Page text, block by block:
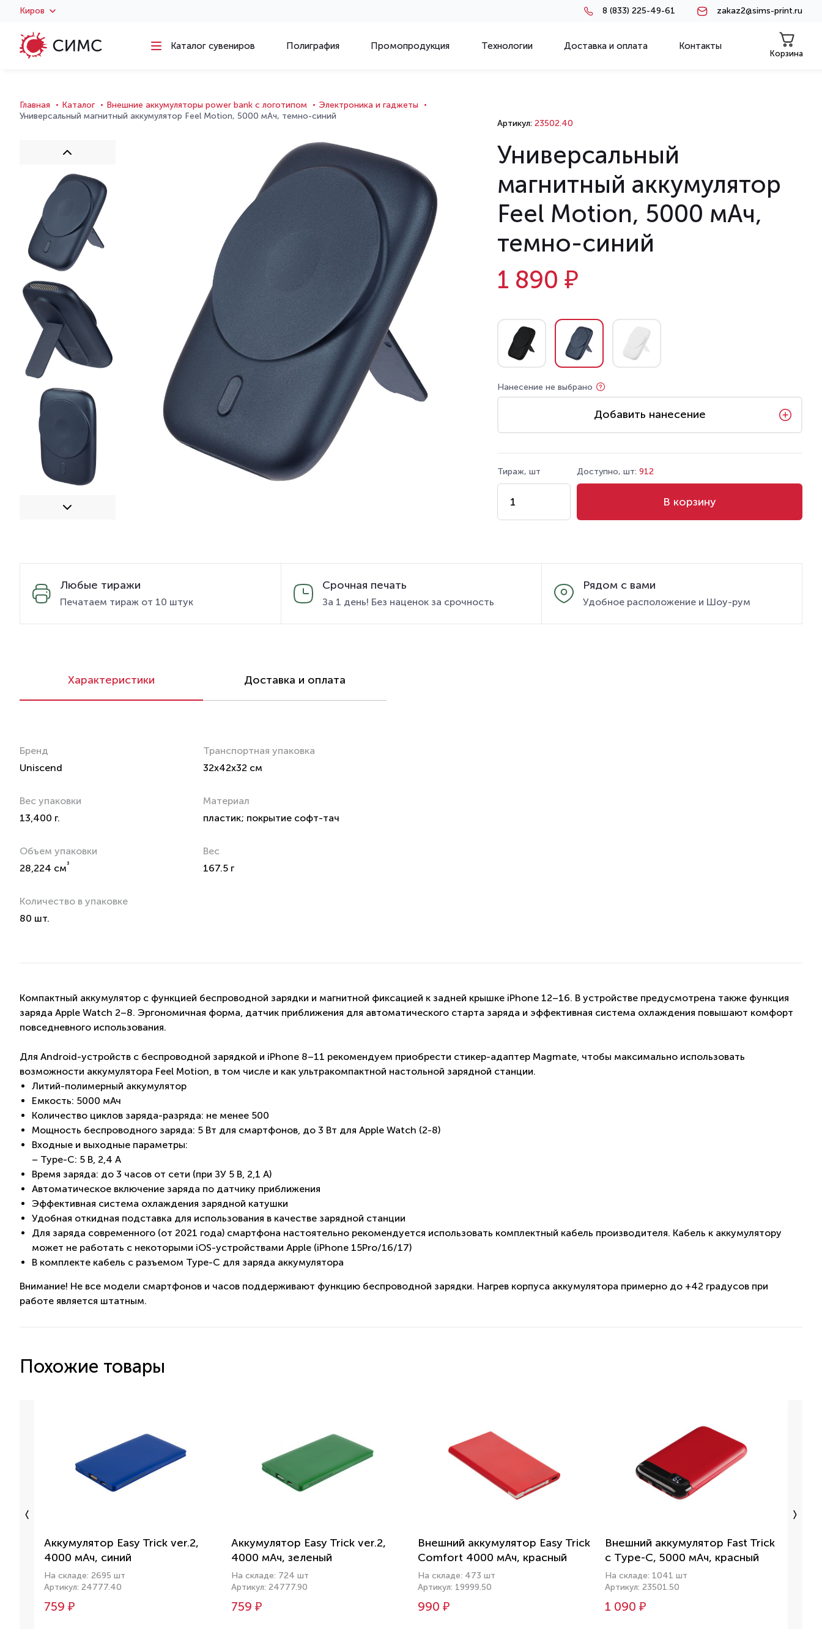
Киров 8 (833) 225-49-61 zakaz2@sims-print.ru
Каталог сувениров Полиграфия Промопродукция Технологии Доставка и оплата Контакты
Корзина
Главная Каталог Внешние аккумуляторы power bank с логотипом
Электроника и гаджеты
Универсальный магнитный аккумулятор Feel Motion, 5000 мАч, темно-синий
Артикул:23502.40
Универсальный
магнитный аккумулятор
Feel Motion, 5000 мАч,
темно-синий
1 890 ₽
Нанесение не выбрано
Добавить нанесение
Тираж, шт Доступно, шт: 912
В корзину
Любые тиражи
Печатаем тираж от 10 штук
Срочная печать
За 1 день! Без наценок за срочность
Рядом с вами
Удобное расположение и Шоу-рум
Характеристики Доставка и оплата
Бренд
Uniscend
Транспортная упаковка
32x42x32 см
Вес упаковки
13,400 г.
Материал
пластик; покрытие софт-тач
Объем упаковки
28,224 см³
Вес
167.5 г
Количество в упаковке
80 шт.
Компактный аккумулятор с функцией беспроводной зарядки и магнитной фиксацией к задней крышке iPhone 12–16. В устройстве предусмотрена также функция
заряда Apple Watch 2–8. Эргономичная форма, датчик приближения для автоматического старта заряда и эффективная система охлаждения повышают комфорт
повседневного использования.
Для Android-устройств с беспроводной зарядкой и iPhone 8–11 рекомендуем приобрести стикер-адаптер Magmate , чтобы максимально использовать
возможности аккумулятора Feel Motion, в том числе и как ультракомпактной настольной зарядной станции.
Литий-полимерный аккумулятор
Емкость: 5000 мАч
Количество циклов заряда-разряда: не менее 500
Мощность беспроводного заряда: 5 Вт для смартфонов, до 3 Вт для Apple Watch (2-8)
Входные и выходные параметры:
– Type-C: 5 B, 2,4 A
Время заряда: до 3 часов от сети (при ЗУ 5 В, 2,1 А)
Автоматическое включение заряда по датчику приближения
Эффективная система охлаждения зарядной катушки
Удобная откидная подставка для использования в качестве зарядной станции
Для заряда современного (от 2021 года) смартфона настоятельно рекомендуется использовать комплектный кабель производителя. Кабель к аккумулятору
может не работать с некоторыми iOS-устройствами Apple (iPhone 15Pro/16/17)
В комплекте кабель с разъемом Type-C для заряда аккумулятора
Внимание! Не все модели смартфонов и часов поддерживают функцию беспроводной зарядки. Нагрев корпуса аккумулятора примерно до +42 градусов при
работе является штатным.
Похожие товары
Аккумулятор Easy Trick ver.2,
4000 мАч, синий
На складе: 2695 шт
Артикул: 24777.40
759 ₽
Аккумулятор Easy Trick ver.2,
4000 мАч, зеленый
На складе: 724 шт
Артикул: 24777.90
759 ₽
Внешний аккумулятор Easy Trick
Comfort 4000 мАч, красный
На складе: 473 шт
Артикул: 19999.50
990 ₽
Внешний аккумулятор Fast Trick
с Type-C, 5000 мАч, красный
На складе: 1041 шт
Артикул: 23501.50
1 090 ₽